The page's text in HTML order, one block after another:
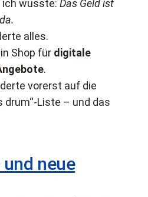
wusste: Das Geld ist
alles.
Shop für digitale
.
vorerst auf die
drum“-Liste – und das
neue